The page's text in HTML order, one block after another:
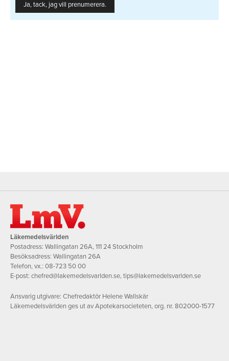
Ja, tack, jag vill prenumerera.
Läkemedelsvärlden
Postadress: Wallingatan 26A, 111 24 Stockholm
Besöksadress: Wallingatan 26A
Telefon, vx.: 08-723 50 00
E-post: chefred@lakemedelsvarlden.se,tips@lakemedelsvarlden.se
Ansvarig utgivare: Chefredaktör Helene Wallskär
Läkemedelsvärlden ges ut av Apotekarsocieteten, org. nr. 802000-1577